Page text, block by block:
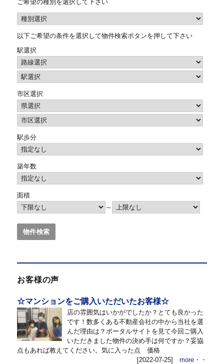
ご希望の種別を選択して下さい
以下ご希望の条件を選択して物件検索ボタンを押して下さい
駅選択
市区選択
駅歩分
築年数
面積
～
お客様の声
☆マンションをご購入いただいたお客様☆
店の雰囲気はいかがでしたか？とても良かった
です！数多くある不動産会社の中から当社を選
んだ理由は？ポータルサイトを見て今回ご購入
いただきました物件の決め手は何ですか？妥協
点もあれば教えてください。気に入った点 価格
[2022-07-25] more・・